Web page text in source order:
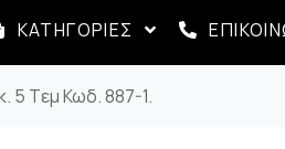
ΚΑΤΗΓΟΡΙΕΣ
5 Tεμ Κωδ. 887-1.